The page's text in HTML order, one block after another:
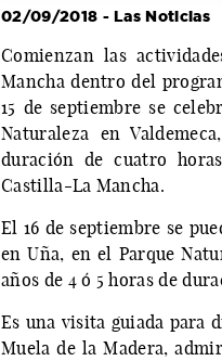
02/09/2018 - Las Noticias
Comienzan las
Mancha dentro del
15 de septiembre se
Naturaleza en
duración de cuatro
Castilla-La Mancha.
El 16 de septiembre se
en Uña, en el Parque
años de 4 ó 5 horas de
Es una visita guiada para
Muela de la Madera,